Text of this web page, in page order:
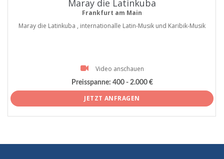
Maray die Latinkuba
Frankfurt am Main
Maray die Latinkuba , internationalle Latin-Musik und Karibik-Musik
Video anschauen
Preisspanne: 400 - 2.000 €
JETZT ANFRAGEN